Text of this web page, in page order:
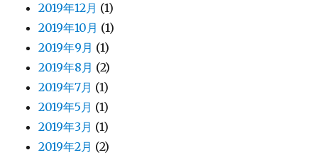
2019年12月 (1)
2019年10月 (1)
2019年9月 (1)
2019年8月 (2)
2019年7月 (1)
2019年5月 (1)
2019年3月 (1)
2019年2月 (2)